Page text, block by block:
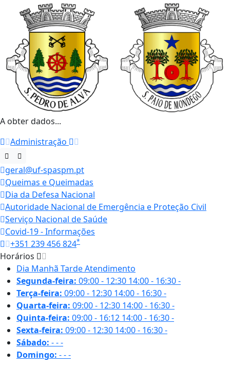
A obter dados...
Administração
geral@uf-spaspm.pt
Queimas e Queimadas
Dia da Defesa Nacional
Autoridade Nacional de Emergência e Proteção Civil
Serviço Nacional de Saúde
Covid-19 - Informações
+351 239 456 824*
Horários
Dia Manhã TardeAtendimento
Segunda-feira: 09:00 - 12:30 14:00 - 16:30-
Terça-feira: 09:00 - 12:30 14:00 - 16:30-
Quarta-feira: 09:00 - 12:30 14:00 - 16:30-
Quinta-feira: 09:00 - 16:12 14:00 - 16:30-
Sexta-feira: 09:00 - 12:30 14:00 - 16:30-
Sábado: ---
Domingo: ---